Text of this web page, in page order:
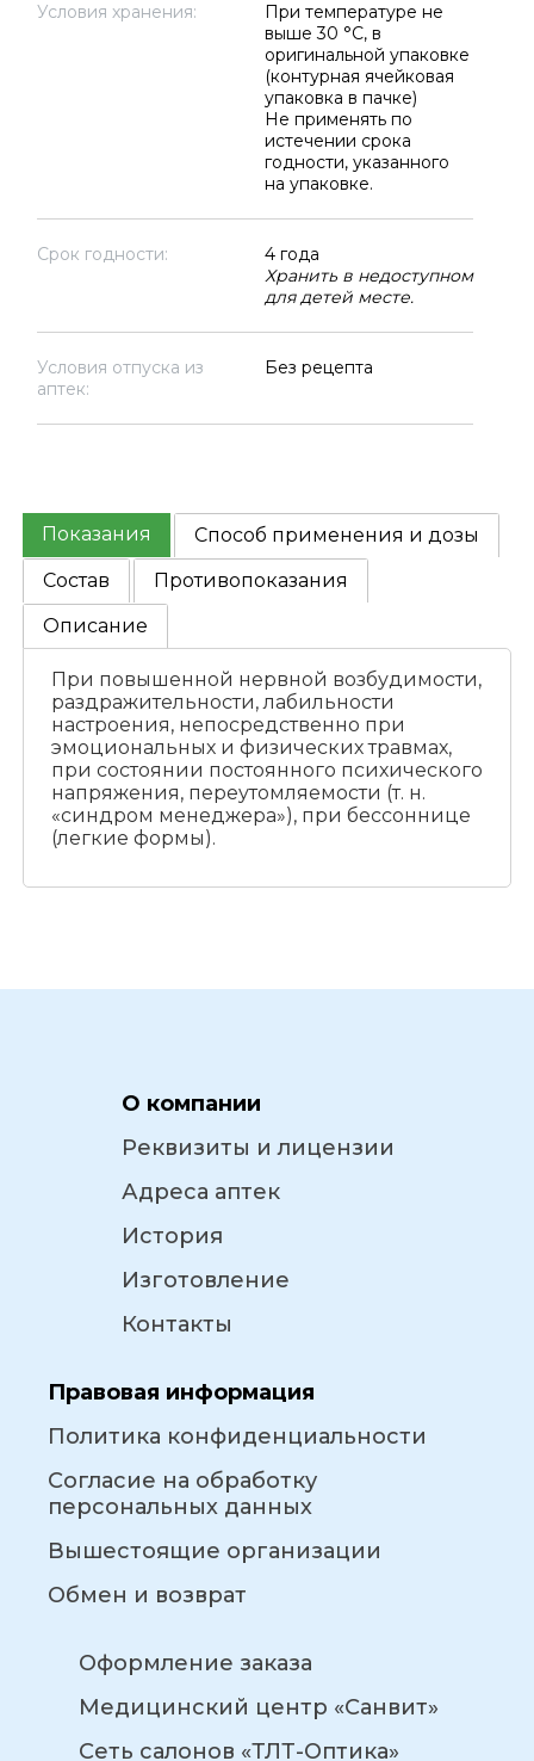
Условия хранения:
При температуре не
выше 30 °C, в
оригинальной упаковке
(контурная ячейковая
упаковка в пачке)
Не применять по
истечении срока
годности, указанного
на упаковке.
Срок годности:
4 года
Хранить в недоступном
для детей месте.
Условия отпуска из
аптек:
Без рецепта
Показания
Способ применения и дозы
Состав
Противопоказания
Описание
При повышенной нервной возбудимости,
раздражительности, лабильности
настроения, непосредственно при
эмоциональных и физических травмах,
при состоянии постоянного психического
напряжения, переутомляемости (т. н.
«синдром менеджера»), при бессоннице
(легкие формы).
О компании
Реквизиты и лицензии
Адреса аптек
История
Изготовление
Контакты
Правовая информация
Политика конфиденциальности
Согласие на обработку
персональных данных
Вышестоящие организации
Обмен и возврат
Оформление заказа
Медицинский центр «Санвит»
Сеть салонов «ТЛТ-Оптика»